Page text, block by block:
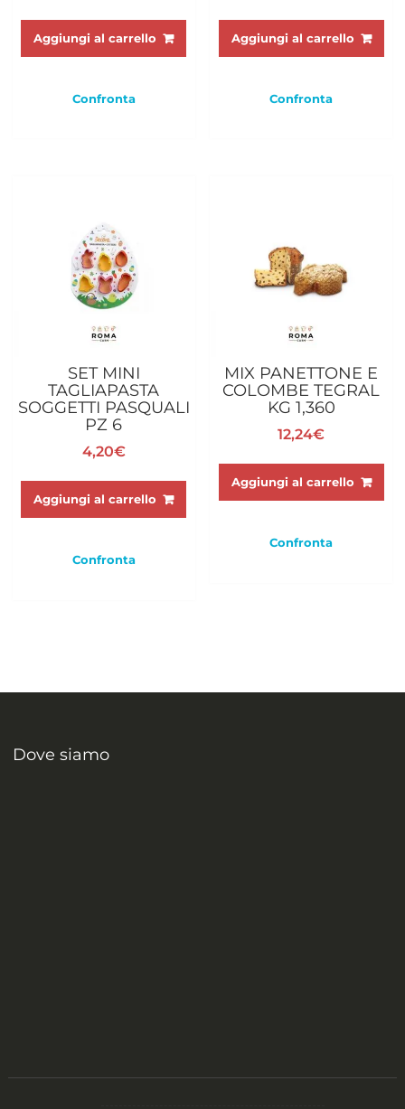
Aggiungi al carrello
Confronta
Aggiungi al carrello
Confronta
SET MINI
TAGLIAPASTA
SOGGETTI PASQUALI
PZ 6
4,20€
Aggiungi al carrello
Confronta
MIX PANETTONE E
COLOMBE TEGRAL
KG 1,360
12,24€
Aggiungi al carrello
Confronta
Dove siamo